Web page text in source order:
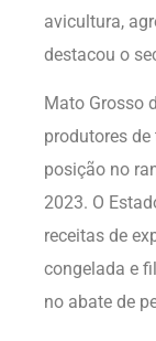
avicultura,
destacou o
Mato Grosso
produtores
posição no
2023. O
receitas de
congelada e
no abate de